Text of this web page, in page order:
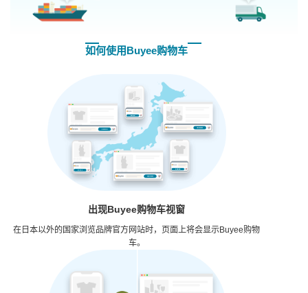
如何使用Buyee购物车
出现Buyee购物车视窗
在日本以外的国家浏览品牌官方网站时，
页面上将会显示Buyee购物
车。